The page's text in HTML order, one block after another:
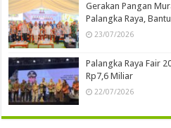
Gerakan Pangan
Palangka Raya,
23/07/2026
Palangka Raya Fair
Rp7,6 Miliar
22/07/2026